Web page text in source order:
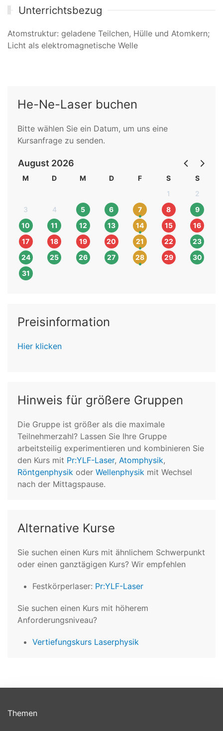
Unterrichtsbezug
Atomstruktur: geladene Teilchen, Hülle und Atomkern;
Licht als elektromagnetische Welle
He-Ne-Laser buchen
Bitte wählen Sie ein Datum, um uns eine
Kursanfrage zu senden.
August 2026
M D M D F S
S
1
2
3
4 5 6 7 8
9
10
11 12 13 14 15
16
17
18 19 20 21 22
23
24
25 26 27 28 29
30
31
Preisinformation
Hier klicken
Hinweis für größere Gruppen
Die Gruppe ist größer als die maximale
Teilnehmerzahl? Lassen Sie Ihre Gruppe
arbeitsteilig experimentieren und kombinieren Sie
den Kurs mit Pr:YLF-Laser, Atomphysik,
Röntgenphysik oder Wellenphysik mit Wechsel
nach der Mittagspause.
Alternative Kurse
Sie suchen einen Kurs mit ähnlichem Schwerpunkt
oder einen ganztägigen Kurs? Wir empfehlen
Festkörperlaser: Pr:YLF-Laser
Sie suchen einen Kurs mit höherem
Anforderungsniveau?
Vertiefungskurs Laserphysik
Themen